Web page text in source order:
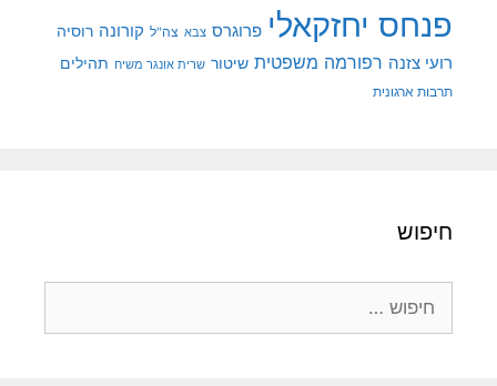
פנחס יחזקאלי פרוגרס צבא צה"ל קורונה רוסיה
רועי צזנה רפורמה משפטית שיטור שרית אונגר משיח תהילים
תרבות ארגונית
חיפוש